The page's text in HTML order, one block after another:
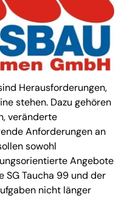
Herausforderungen,
stehen. Dazu gehören
veränderte
Anforderungen an
sowohl
Angebote
SG Taucha 99 und der
nicht länger